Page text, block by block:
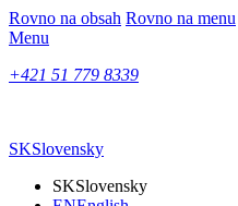
Rovno na obsah Rovno na menu
Menu
+421 51 779 8339
SKSlovensky
SKSlovensky